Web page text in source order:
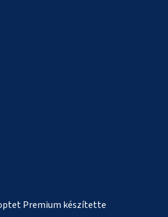
Premium készítette